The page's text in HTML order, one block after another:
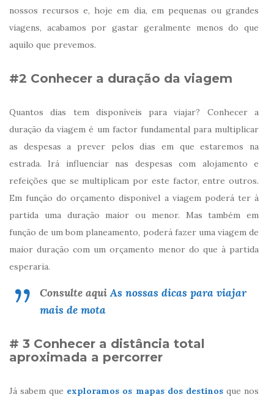
nossos recursos e, hoje em dia, em pequenas ou grandes
viagens, acabamos por gastar geralmente menos do que
aquilo que prevemos.
#2 Conhecer a duração da viagem
Quantos dias tem disponíveis para viajar? Conhecer a
duração da viagem é um factor fundamental para multiplicar
as despesas a prever pelos dias em que estaremos na
estrada. Irá influenciar nas despesas com alojamento e
refeições que se multiplicam por este factor, entre outros.
Em função do orçamento disponível a viagem poderá ter à
partida uma duração maior ou menor. Mas também em
função de um bom planeamento, poderá fazer uma viagem de
maior duração com um orçamento menor do que à partida
esperaria.
Consulte aqui As nossas dicas para viajar
mais de mota
# 3 Conhecer a distância total
aproximada a percorrer
Já sabem que exploramos os mapas dos destinosque nos